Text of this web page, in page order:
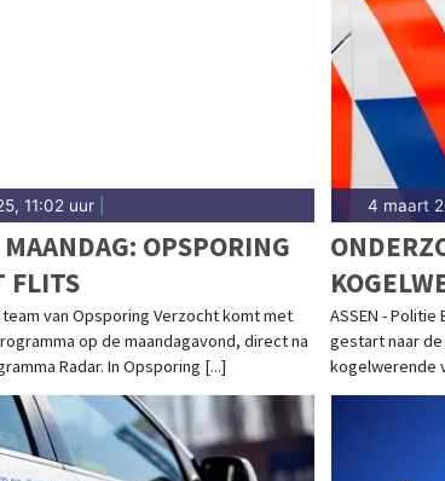
11:02 uur
OPSPORING
FLITS
team van Opsporing Verzocht komt met
op de maandagavond, direct na
Radar. In Opsporing [...]
4 maart
ASSEN -
gestart naar
kogelwerende